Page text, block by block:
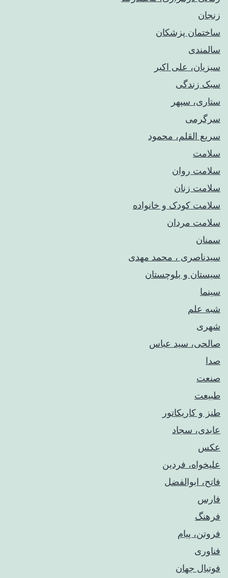
زنجان
ساختمان پزشکان
سالمندی
سبزیان، علی اکبر
سبک زندگی
ستاری، سپهر
سرگرمی
سریع القلم، محمود
سلامت
سلامت روان
سلامت زنان
سلامت کودک‌ و خانواده
سلامت مردان
سمنان
سیدناصری ، محمد مهدی
سیستان و بلوچستان
سینما
شبه علم
شهری
صالحی، سید عباس
صدا
صنعت
طبیعت
طنز و کاریکاتور
عابدی، سجاد
عکس
علیخواه، فردین
فاتح، ابوالفضل
فارس
فرهنگ
فروتن، پیام
فناوری
فوتبال جهان